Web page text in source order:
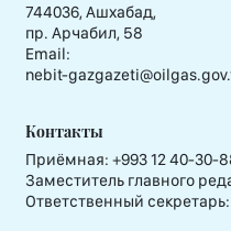
744036, Ашхабад,
пр. Арчабил, 58
Email:
nebit-
Контакты
Приёмная: +993 12 40-30-
Заместитель главного
Ответственный секретарь: